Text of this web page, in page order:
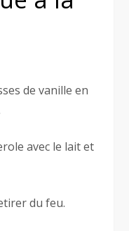
de vanille en
avec le lait et
du feu.